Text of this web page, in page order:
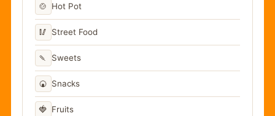
🍲 Hot Pot
🥢 Street Food
🍡 Sweets
🍘 Snacks
🍓 Fruits